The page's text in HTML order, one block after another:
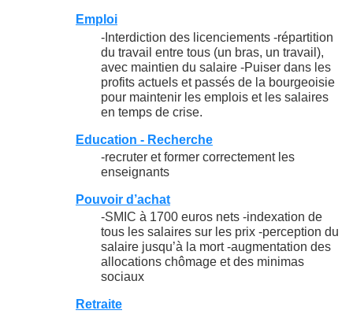
Emploi
-Interdiction des licenciements -répartition
du travail entre tous (un bras, un travail),
avec maintien du salaire -Puiser dans les
profits actuels et passés de la bourgeoisie
pour maintenir les emplois et les salaires
en temps de crise.
Education - Recherche
-recruter et former correctement les
enseignants
Pouvoir d’achat
-SMIC à 1700 euros nets -indexation de
tous les salaires sur les prix -perception du
salaire jusqu’à la mort -augmentation des
allocations chômage et des minimas
sociaux
Retraite